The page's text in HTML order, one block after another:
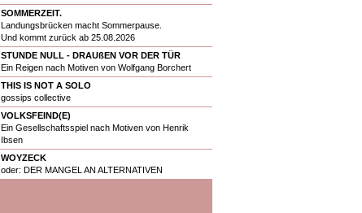
SOMMERZEIT.
Landungsbrücken macht Sommerpause.
Und kommt zurück ab 25.08.2026
STUNDE NULL - DRAUßEN VOR DER TÜR
Ein Reigen nach Motiven von Wolfgang Borchert
THIS IS NOT A SOLO
gossips collective
VOLKSFEIND(E)
Ein Gesellschaftsspiel nach Motiven von Henrik
Ibsen
WOYZECK
oder: DER MANGEL AN ALTERNATIVEN